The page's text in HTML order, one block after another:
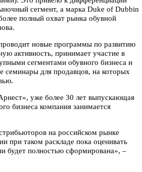
сегмент, а марка Duke of Dubbin
полный охват рынка обувной
новые программы по развитию
активность, принимает участие в
сегментами обувного бизнеса и
семинары для продавцов, на которых
уже более 30 лет выпускающая
бизнеса компания занимается
на российском рынке
при таком раскладе пока оценивать
будет полностью сформирована», –